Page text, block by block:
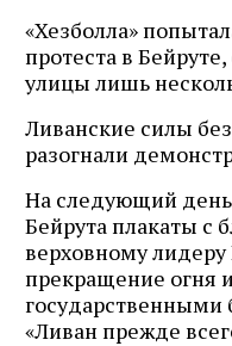
«Хезболла»
протеста в
улицы лишь
Ливанские силы
разогнали
На следующий день
Бейрута плакаты с
верховному лидеру
прекращение огня
государственными
«Ливан прежде